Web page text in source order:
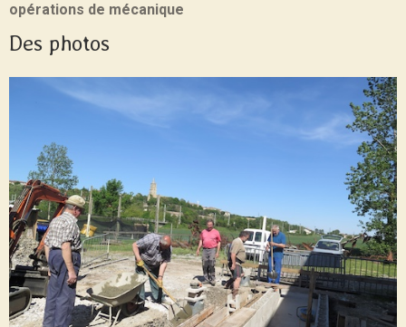
Communication
Contact
opérations de mécanique
Des photos